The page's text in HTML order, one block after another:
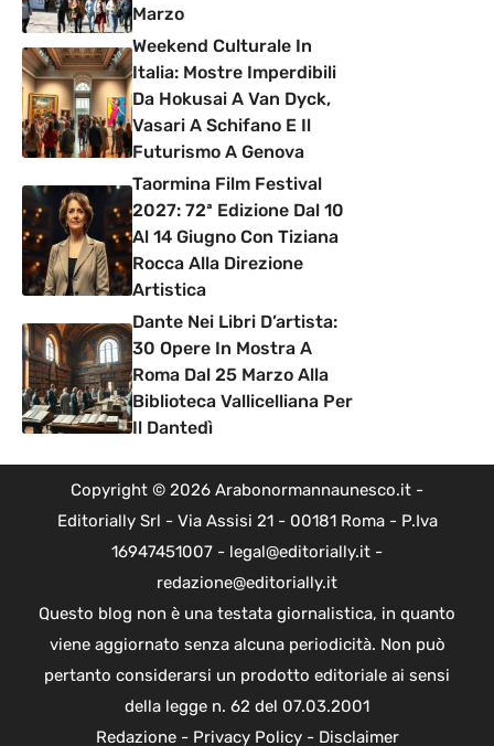
Marzo
Weekend Culturale In
Italia: Mostre Imperdibili
Da Hokusai A Van Dyck,
Vasari A Schifano E Il
Futurismo A Genova
Taormina Film Festival
2027: 72ª Edizione Dal 10
Al 14 Giugno Con Tiziana
Rocca Alla Direzione
Artistica
Dante Nei Libri D’artista:
30 Opere In Mostra A
Roma Dal 25 Marzo Alla
Biblioteca Vallicelliana Per
Il Dantedì
Copyright © 2026 Arabonormannaunesco.it -
Editorially Srl - Via Assisi 21 - 00181 Roma - P.Iva
16947451007 - legal@editorially.it -
redazione@editorially.it
Questo blog non è una testata giornalistica, in quanto
viene aggiornato senza alcuna periodicità. Non può
pertanto considerarsi un prodotto editoriale ai sensi
della legge n. 62 del 07.03.2001
Redazione- Privacy Policy- Disclaimer